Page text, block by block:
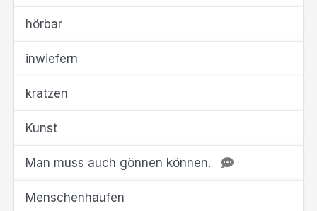
hörbar
inwiefern
kratzen
Kunst
Man muss auch gönnen können.
Menschenhaufen